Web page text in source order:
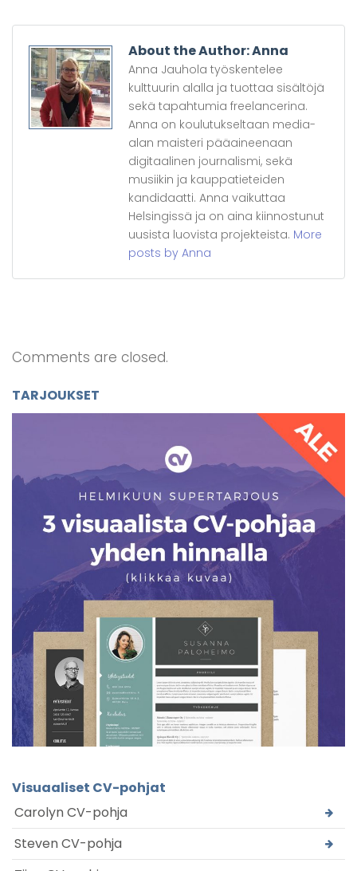
About the Author: Anna
Anna Jauhola työskentelee
kulttuurin alalla ja tuottaa sisältöjä
sekä tapahtumia freelancerina.
Anna on koulutukseltaan media-
alan maisteri pääaineenaan
digitaalinen journalismi, sekä
musiikin ja kauppatieteiden
kandidaatti. Anna vaikuttaa
Helsingissä ja on aina kiinnostunut
uusista luovista projekteista. More
posts by Anna
Comments are closed.
TARJOUKSET
Visuaaliset CV-pohjat
Carolyn CV-pohja
Steven CV-pohja